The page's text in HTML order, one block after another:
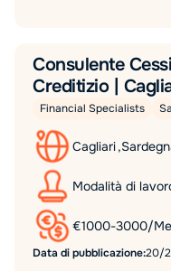
Consulente
Creditizio |
Financial Specialists
Cagliari,
Modalità di
€1000-3000/
Data di pubblicazione:20/